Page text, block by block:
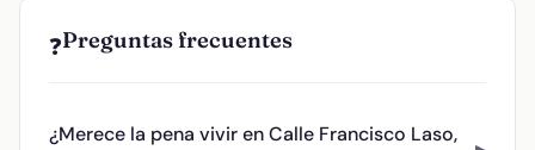
❓Preguntas frecuentes
¿Merece la pena vivir en Calle Francisco Laso,